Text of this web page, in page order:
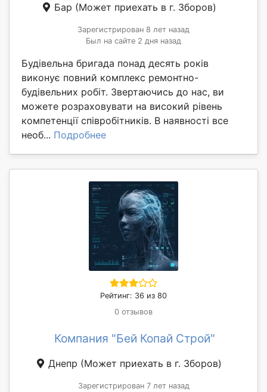
Бар (Может приехать в г. Зборов)
Зарегистрирован 8 лет назад
Был на сайте 2 дня назад
Будівельна бригада понад десять років
виконує повний комплекс ремонтно-
будівельних робіт. Звертаючись до нас, ви
можете розраховувати на високий рівень
компетенції співробітників. В наявності все
необ... Подробнее
Рейтинг: 36 из 80
0 отзывов
Компания "Бей Копай Строй"
Днепр (Может приехать в г. Зборов)
Зарегистрирован 7 лет назад